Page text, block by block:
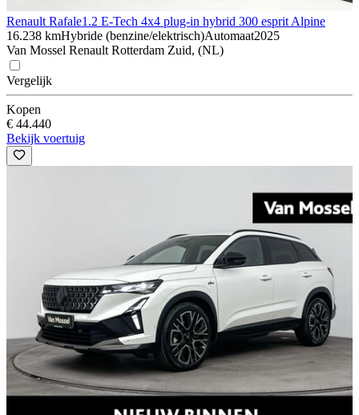
Renault Rafale1.2 E-Tech 4x4 plug-in hybrid 300 esprit Alpine
16.238 kmHybride (benzine/elektrisch)Automaat2025
Van Mossel Renault Rotterdam Zuid, (NL)
Vergelijk
Kopen
€ 44.440
Bekijk voertuig